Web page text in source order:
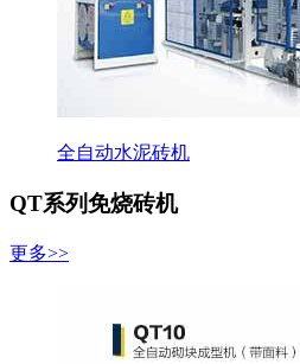
全自动水泥砖机
QT系列免烧砖机
更多>>